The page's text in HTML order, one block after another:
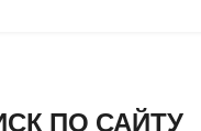
ПО САЙТУ